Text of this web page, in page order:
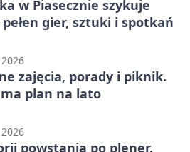
w Piasecznie szykuje
gier, sztuki i spotkań
zajęcia, porady i piknik.
ma plan na lato
powstania po plener.